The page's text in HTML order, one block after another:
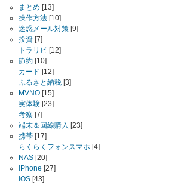
まとめ [13]
操作方法 [10]
迷惑メール対策 [9]
投資 [7]
トラリピ [12]
節約 [10]
カード [12]
ふるさと納税 [3]
MVNO [15]
実体験 [23]
考察 [7]
端末＆回線購入 [23]
携帯 [17]
らくらくフォンスマホ [4]
NAS [20]
iPhone [27]
iOS [43]